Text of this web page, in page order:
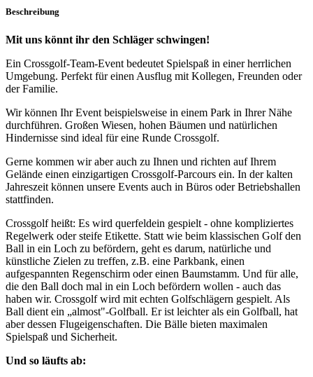
Beschreibung
Mit uns könnt ihr den Schläger schwingen!
Ein Crossgolf-Team-Event bedeutet Spielspaß in einer herrlichen
Umgebung. Perfekt für einen Ausflug mit Kollegen, Freunden oder
der Familie.
Wir können Ihr Event beispielsweise in einem Park in Ihrer Nähe
durchführen. Großen Wiesen, hohen Bäumen und natürlichen
Hindernisse sind ideal für eine Runde Crossgolf.
Gerne kommen wir aber auch zu Ihnen und richten auf Ihrem
Gelände einen einzigartigen Crossgolf-Parcours ein. In der kalten
Jahreszeit können unsere Events auch in Büros oder Betriebshallen
stattfinden.
Crossgolf heißt: Es wird querfeldein gespielt - ohne kompliziertes
Regelwerk oder steife Etikette. Statt wie beim klassischen Golf den
Ball in ein Loch zu befördern, geht es darum, natürliche und
künstliche Zielen zu treffen, z.B. eine Parkbank, einen
aufgespannten Regenschirm oder einen Baumstamm. Und für alle,
die den Ball doch mal in ein Loch befördern wollen - auch das
haben wir. Crossgolf wird mit echten Golfschlägern gespielt. Als
Ball dient ein „almost"-Golfball. Er ist leichter als ein Golfball, hat
aber dessen Flugeigenschaften. Die Bälle bieten maximalen
Spielspaß und Sicherheit.
Und so läufts ab: